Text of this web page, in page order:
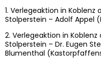
1. Verlegeaktion in Koblenz
Stolperstein – Adolf Appel
2. Verlegeaktion in Koblenz
Stolperstein – Dr. Eugen
Blumenthal